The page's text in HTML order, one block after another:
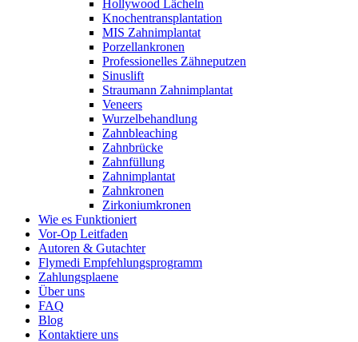
Hollywood Lächeln
Knochentransplantation
MIS Zahnimplantat
Porzellankronen
Professionelles Zähneputzen
Sinuslift
Straumann Zahnimplantat
Veneers
Wurzelbehandlung
Zahnbleaching
Zahnbrücke
Zahnfüllung
Zahnimplantat
Zahnkronen
Zirkoniumkronen
Wie es Funktioniert
Vor-Op Leitfaden
Autoren & Gutachter
Flymedi Empfehlungsprogramm
Zahlungsplaene
Über uns
FAQ
Blog
Kontaktiere uns